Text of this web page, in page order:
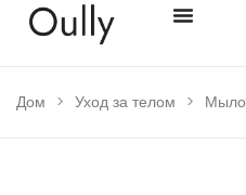
Дом > Уход за телом > Мыло